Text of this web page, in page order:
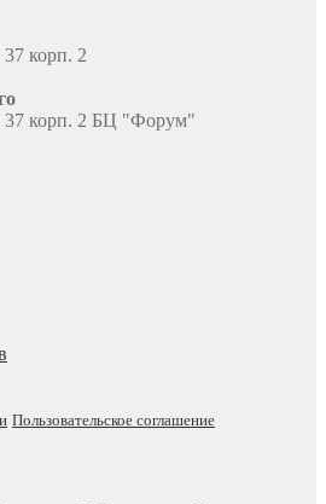
корп. 2
37 корп. 2 БЦ "Форум"
Пользовательское соглашение